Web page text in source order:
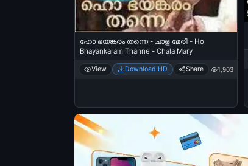
ഹോ ഭയങ്കരം തന്നെ - ചാള മേരി - Ho
Bhayankaram Thanne - Chala Mary
View Download HD Share 1,903